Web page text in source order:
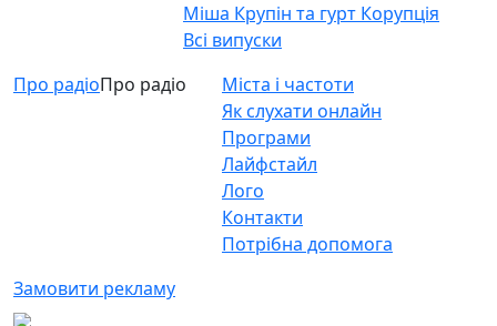
Міша Крупін та гурт Корупція
Всі випуски
Про радіоПро радіо
Міста і частоти
Як слухати онлайн
Програми
Лайфстайл
Лого
Контакти
Потрібна допомога
Замовити рекламу